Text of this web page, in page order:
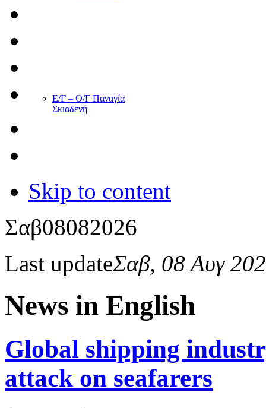
Ε/Γ – Ο/Γ Παναγία
Σκιαδενή
Skip to content
Σαβ08082026
Last updateΣαβ, 08 Αυγ
News in English
Global shipping
attack on seafarers